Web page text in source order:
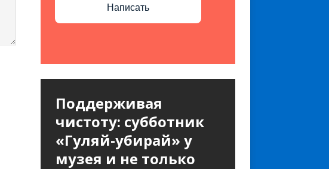
Написать
Поддерживая
чистоту: субботник
«Гуляй-убирай» у
музея и не только